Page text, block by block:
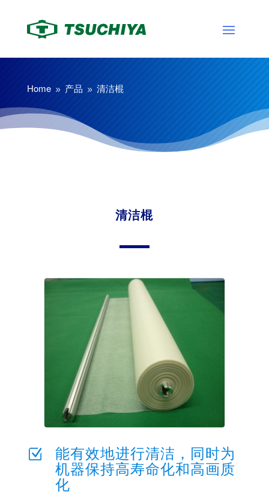
Home 9 产品 9 清洁棍
清洁棍
Z
能有效地进行清洁，同时为
机器保持高寿命化和高画质
化